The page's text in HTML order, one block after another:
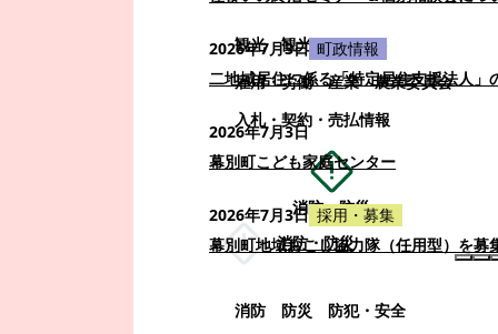
観光
観光・イベント
雇用・労働
産業
農業委員会
入札・契約・売払情報
消防・防災
消防・防災
消防 防災 防犯・安全
2026年7月3日 町政情報
二地域居住に係る「特定居住支援法人」
2026年7月3日
幕別町こども家庭センター
2026年7月3日 採用・募集
幕別町地域おこし協力隊（任用型）を募